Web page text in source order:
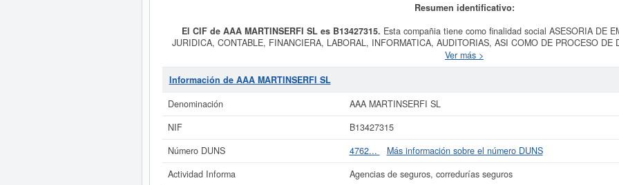
Resumen identificativo:
El CIF de AAA MARTINSERFI SL es B13427315. Esta compañia tiene como finalidad social ASESORIA DE
JURIDICA, CONTABLE, FINANCIERA, LABORAL, INFORMATICA, AUDITORIAS, ASI COMO DE PROCESO DE
ESAS ASESORIAS. AGENTE DE COMPANIA DE SEGUROS. GESTION DE SEGU, teniendo como fecha de
CNAE que tiene es 6622 - Actividades de agentes y corredores de seguros. El número del SIC correspondiente a
es el 64110300. AAA MARTINSERFI SL
compañía tiene un rango de capital de 0 a 3.100 €. Adscrita en el Registro Mercantil de Ciudad Real, tienen
Si está interesado en conocer más datos de la empresa AAA MARTINSERFI SL puede
MARTINSERFI SL y consultar los resultados de sus años de actividad, así como los balances y
La última actualización del informe de empresa se ha realizado el 12/06/2025.
Ver más >
Información de AAA MARTINSERFI SL
Denominación
AAA MARTINSERFI SL
NIF
B13427315
Número DUNS
4762...
Más información sobre el número DUNS
Actividad Informa
Agencias de seguros, corredurías seguros